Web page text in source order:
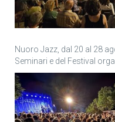
Nuoro Jazz, dal 20 al 28
Seminari e del Festival